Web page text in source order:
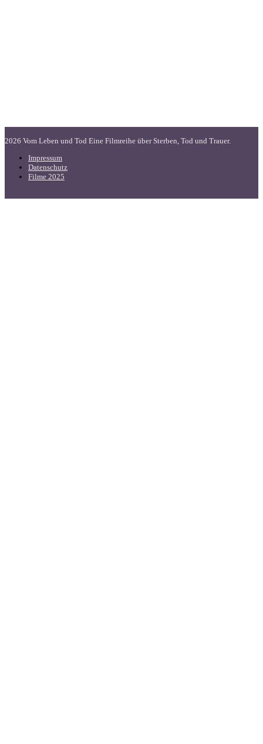
2026 Vom Leben und Tod Eine Filmreihe über Sterben, Tod und Trauer.
Impressum
Datenschutz
Filme 2025